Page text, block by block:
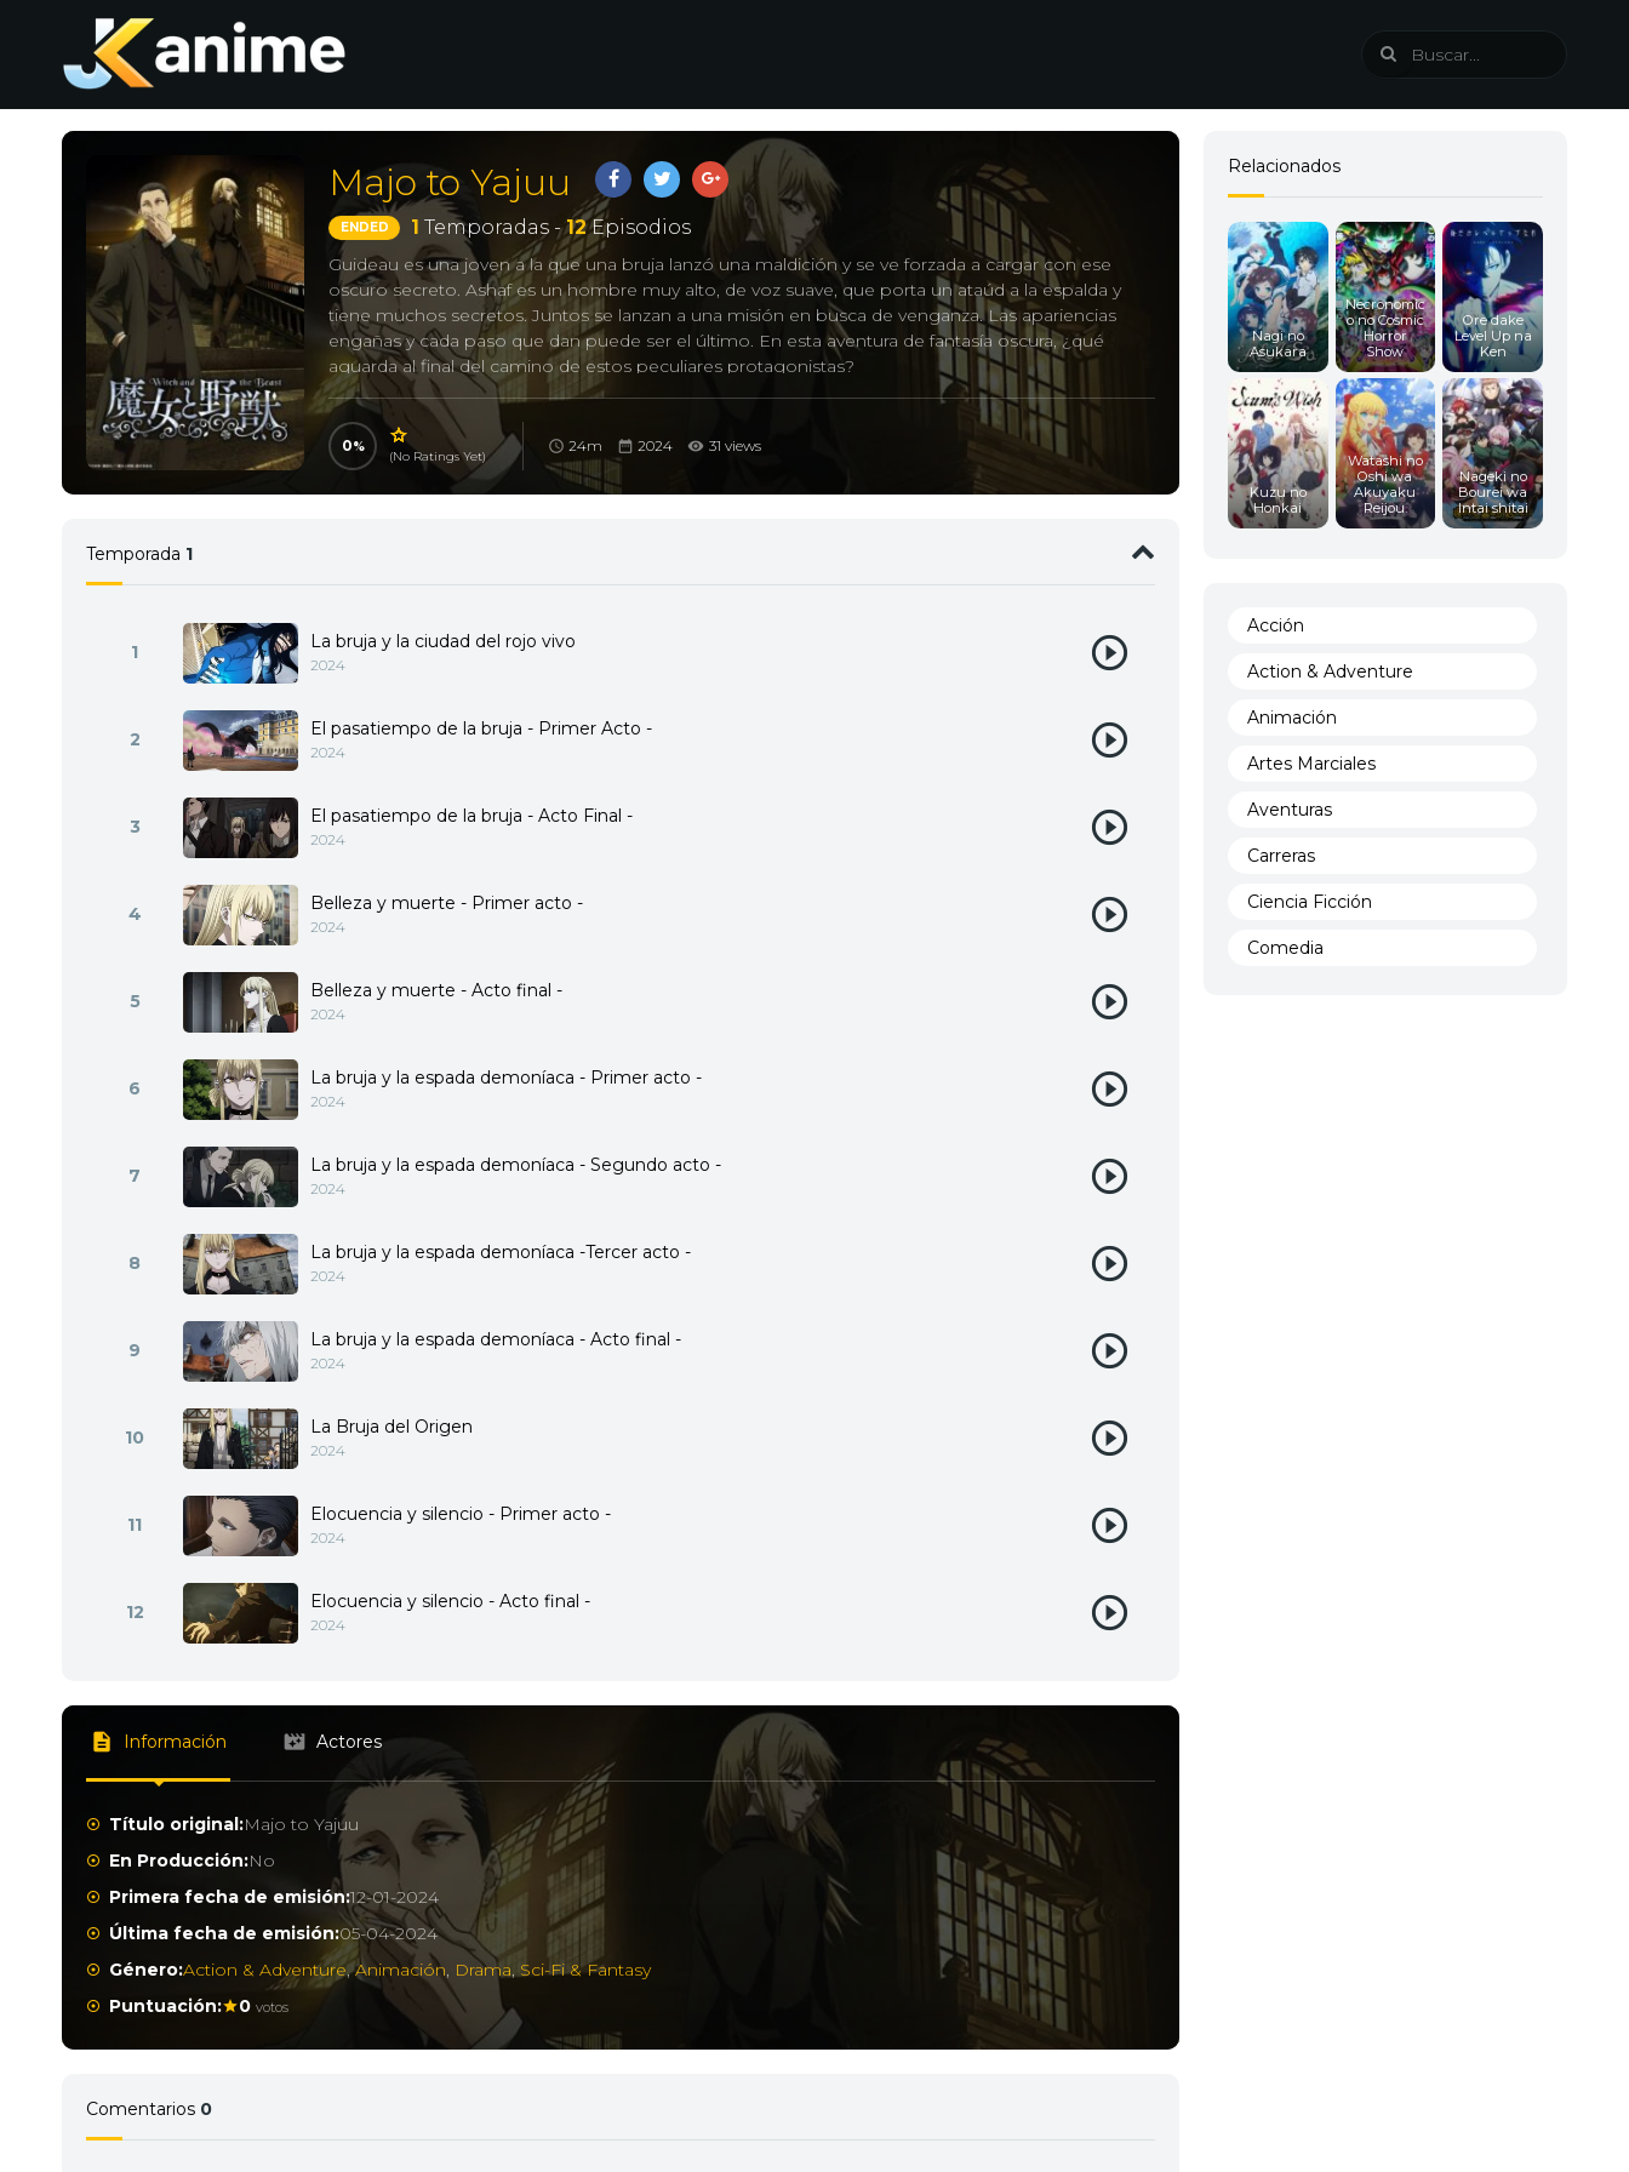
Majo to Yajuu
ENDED 1 Temporadas -12Episodios
Guideau es una joven a la que una bruja lanzó una maldición y se ve forzada a cargar con ese
oscuro secreto. Ashaf es un hombre muy alto, de voz suave, que porta un ataúd a la espalda y
tiene muchos secretos. Juntos se lanzan a una misión en busca de venganza. Las apariencias
engañas y cada paso que dan puede ser el último. En esta aventura de fantasía oscura, ¿qué
aguarda al final del camino de estos peculiares protagonistas?
0
(No Ratings Yet)
24m 2024 31 views
Temporada 1
1 La bruja y la ciudad del rojo vivo
2024
2 El pasatiempo de la bruja - Primer Acto -
2024
3 El pasatiempo de la bruja - Acto Final -
2024
4 Belleza y muerte - Primer acto -
2024
5 Belleza y muerte - Acto final -
2024
6 La bruja y la espada demoníaca - Primer acto -
2024
7 La bruja y la espada demoníaca - Segundo acto -
2024
8 La bruja y la espada demoníaca -Tercer acto -
2024
9 La bruja y la espada demoníaca - Acto final -
2024
10 La Bruja del Origen
2024
11 Elocuencia y silencio - Primer acto -
2024
12 Elocuencia y silencio - Acto final -
2024
Información Actores
Título original:Majo to Yajuu
En Producción:No
Primera fecha de emisión:12-01-2024
Última fecha de emisión:05-04-2024
Género:Action & Adventure,Animación, Drama, Sci-Fi & Fantasy
Puntuación:
0 votos
Comentarios 0
Relacionados
Nagi no
Asukara
Necronomic
o no Cosmic
Horror
Show
Ore dake
Level Up na
Ken
Kuzu no
Honkai
Watashi no
Oshi wa
Akuyaku
Reijou.
Nageki no
Bourei wa
Intai shitai
Acción
Action & Adventure
Animación
Artes Marciales
Aventuras
Carreras
Ciencia Ficción
Comedia